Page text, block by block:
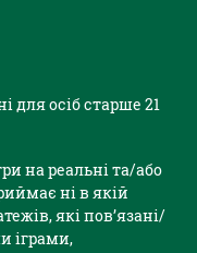
для осіб старше 21
на реальні та/або
ні в якій
які пов’язані/
іграми,